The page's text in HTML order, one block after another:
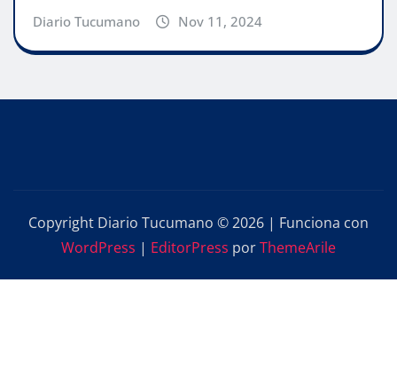
Diario Tucumano Nov 11, 2024
Copyright Diario Tucumano © 2026 | Funciona con
WordPress | EditorPress porThemeArile